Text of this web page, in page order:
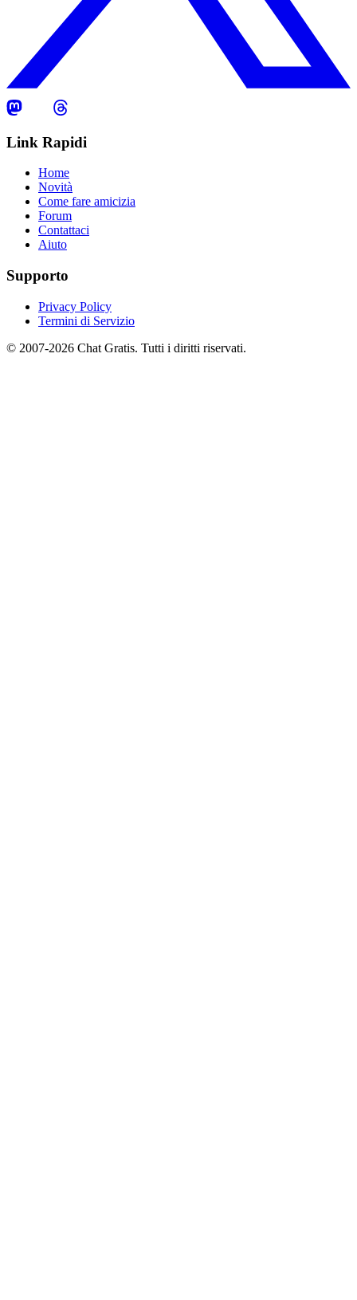
Link Rapidi
Home
Novità
Come fare amicizia
Forum
Contattaci
Aiuto
Supporto
Privacy Policy
Termini di Servizio
© 2007-2026 Chat Gratis. Tutti i diritti riservati.